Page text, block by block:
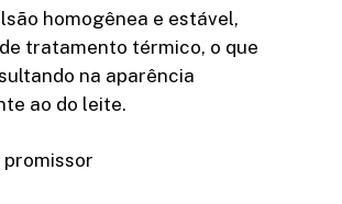
homogênea e estável,
tratamento térmico, o que
na aparência
ao do leite.